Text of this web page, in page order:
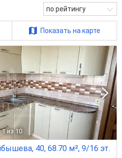
по рейтингу
Показать на карте
1 из 10
40, 68.70 м², 9/16 эт.